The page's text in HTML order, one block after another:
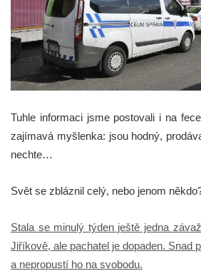
Tuhle informaci jsme postovali i na
zajímavá myšlenka: jsou hodný,
nechte…
Svět se zbláznil celý, nebo jenom
Stala se minulý týden ještě jedna
Jiříkově, ale pachatel je dopaden. Snad
a nepropustí ho na svobodu.